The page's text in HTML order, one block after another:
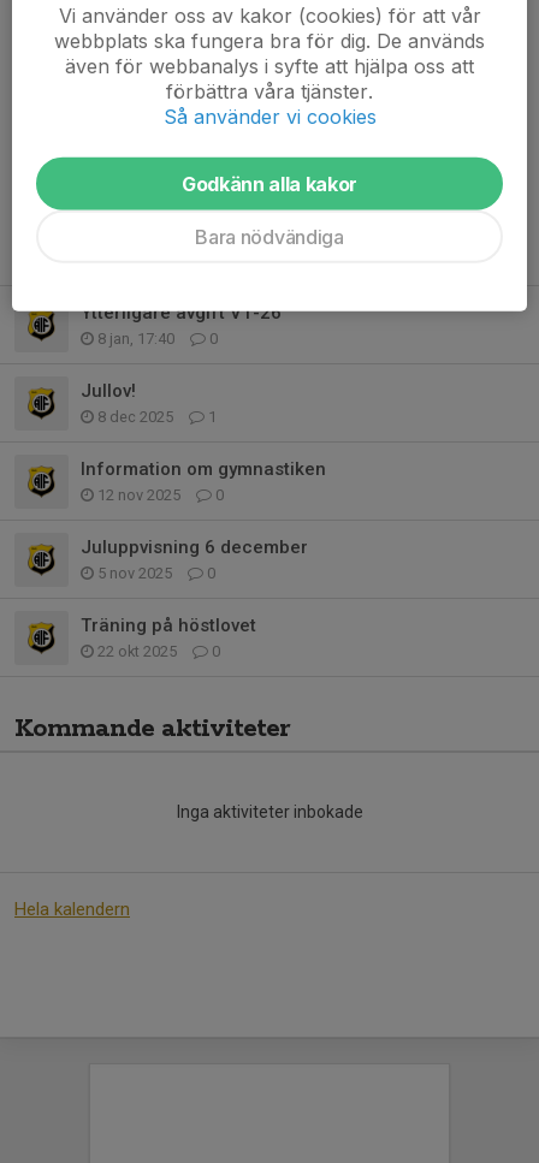
lite allmän information.
Vi kör på som vanligt fram till uppvisningen som planeras till 10
maj, med uppehåll för sportlov och påsklov.
Läs mer
Ytterligare avgift VT-26
8 jan, 17:40 0
Jullov!
8 dec 2025 1
Information om gymnastiken
12 nov 2025 0
Juluppvisning 6 december
5 nov 2025 0
Träning på höstlovet
22 okt 2025 0
Kommande aktiviteter
Inga aktiviteter inbokade
Hela kalendern
Vi använder oss av kakor (cookies) för att vår
webbplats ska fungera bra för dig. De används
även för webbanalys i syfte att hjälpa oss att
förbättra våra tjänster.
Så använder vi cookies
Godkänn alla kakor
Bara nödvändiga